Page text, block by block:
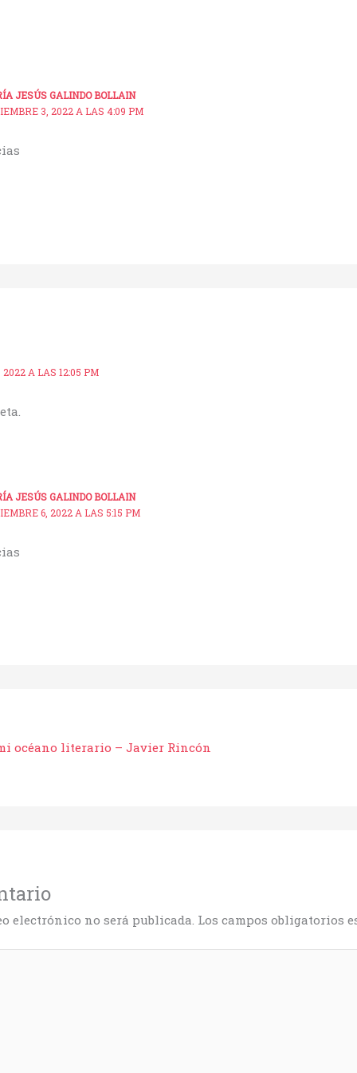
JESÚS GALINDO BOLLAIN
3, 2022 A LAS 4:09 PM
A LAS 12:05 PM
JESÚS GALINDO BOLLAIN
6, 2022 A LAS 5:15 PM
océano literario – Javier Rincón
electrónico no será publicada. Los campos obligatorios